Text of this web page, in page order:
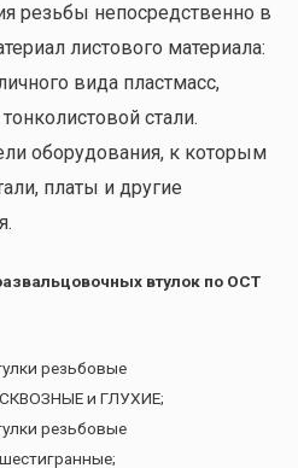
резьбы непосредственно в
листового материала:
вида пластмасс,
стали.
оборудования, к которым
платы и другие
втулок по ОСТ
резьбовые
и ГЛУХИЕ;
резьбовые